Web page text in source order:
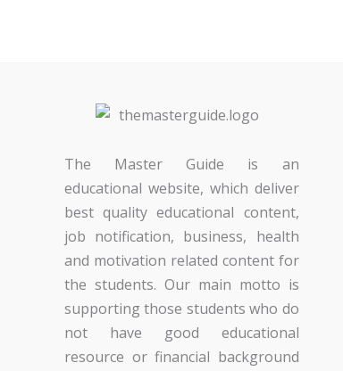
The Master Guide is an
educational website, which deliver
best quality educational content,
job notification, business, health
and motivation related content for
the students. Our main motto is
supporting those students who do
not have good educational
resource or financial background